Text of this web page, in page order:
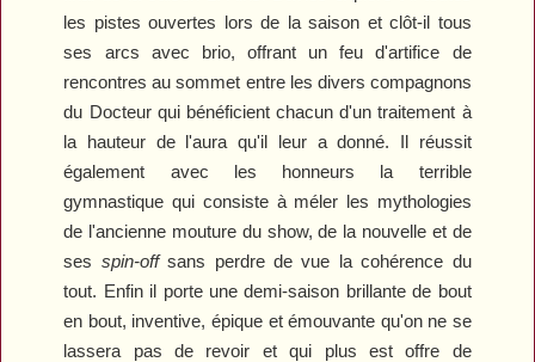
les pistes ouvertes lors de la saison et clôt-il tous
ses arcs avec brio, offrant un feu d'artifice de
rencontres au sommet entre les divers compagnons
du Docteur qui bénéficient chacun d'un traitement à
la hauteur de l'aura qu'il leur a donné. Il réussit
également avec les honneurs la terrible
gymnastique qui consiste à méler les mythologies
de l'ancienne mouture du show, de la nouvelle et de
ses spin-offsans perdre de vue la cohérence du
tout. Enfin il porte une demi-saison brillante de bout
en bout, inventive, épique et émouvante qu'on ne se
lassera pas de revoir et qui plus est offre de